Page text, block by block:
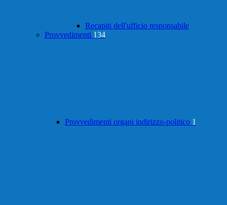
Recapiti dell'ufficio responsabile
Provvedimenti 134
Provvedimenti organi indirizzo-politico 1